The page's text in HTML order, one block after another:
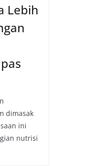
Lebih
dimasak
ini
nutrisi